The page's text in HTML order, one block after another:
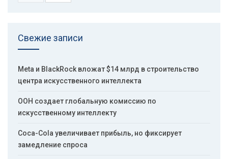
Свежие записи
Meta и BlackRock вложат $14 млрд в строительство
центра искусственного интеллекта
ООН создает глобальную комиссию по
искусственному интеллекту
Coca-Cola увеличивает прибыль, но фиксирует
замедление спроса